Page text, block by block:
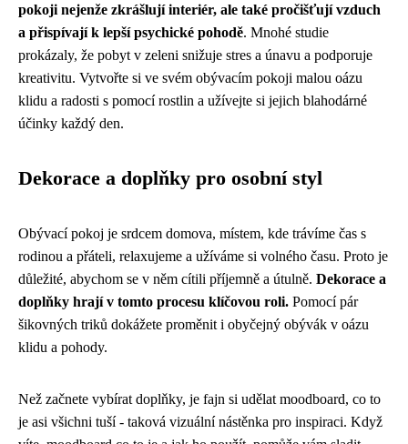
pokoji nejenže zkrášlují interiér, ale také pročišťují vzduch
a přispívají k lepší psychické pohodě. Mnohé studie
prokázaly, že pobyt v zeleni snižuje stres a únavu a podporuje
kreativitu. Vytvořte si ve svém obývacím pokoji malou oázu
klidu a radosti s pomocí rostlin a užívejte si jejich blahodárné
účinky každý den.
Dekorace a doplňky pro osobní styl
Obývací pokoj je srdcem domova, místem, kde trávíme čas s
rodinou a přáteli, relaxujeme a užíváme si volného času. Proto je
důležité, abychom se v něm cítili příjemně a útulně. Dekorace a
doplňky hrají v tomto procesu klíčovou roli. Pomocí pár
šikovných triků dokážete proměnit i obyčejný obývák v oázu
klidu a pohody.
Než začnete vybírat doplňky, je fajn si udělat moodboard, co to
je asi všichni tuší - taková vizuální nástěnka pro inspiraci. Když